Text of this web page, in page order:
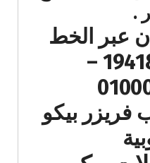
.
عبر الخط
الساخن 19418 –
فريزر بيكو